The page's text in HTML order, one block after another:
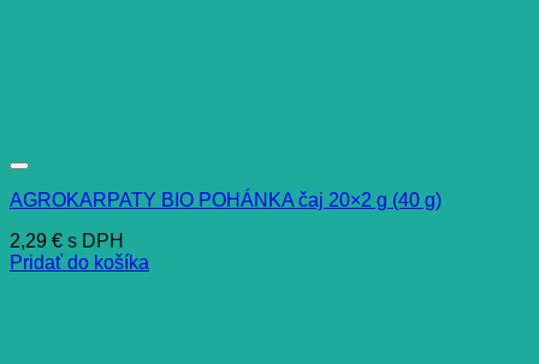
AGROKARPATY BIO POHÁNKA čaj 20×2 g (40 g)
2,29 € s DPH
Pridať do košíka